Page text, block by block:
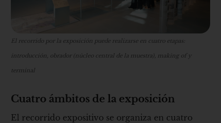
El recorrido por la exposición puede realizarse en cuatro etapas:
introducción, obrador (núcleo central de la muestra), making of y
terminal
Cuatro ámbitos de la exposición
El recorrido expositivo se organiza en cuatro